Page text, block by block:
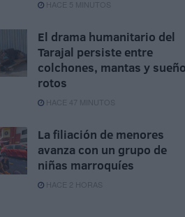
HACE 5 MINUTOS
El drama humanitario del
Tarajal persiste entre
colchones, mantas y
rotos
HACE 47 MINUTOS
La filiación de menores
avanza con un grupo de
niñas marroquíes
HACE 2 HORAS